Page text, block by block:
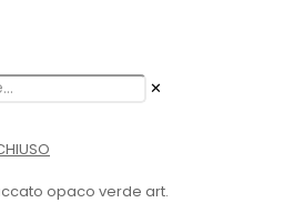
✕
opaco verde art.